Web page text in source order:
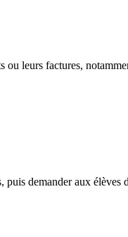
leurs factures,
demander aux